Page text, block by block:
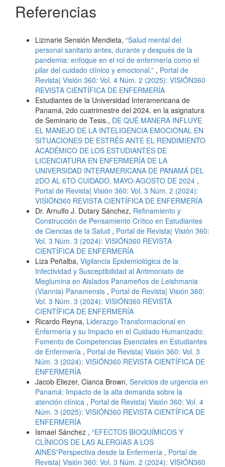
Referencias
Lizmarie Sensión Mendieta, “Salud mental del
personal sanitario antes, durante y después de la
pandemia: enfoque en el rol de enfermería como el
pilar del cuidado clínico y emocional.” , Portal de
Revista| Visión 360: Vol. 4 Núm. 2 (2025): VISIÓN360
REVISTA CIENTÍFICA DE ENFERMERÍA
Estudiantes de la Universidad Interamericana de
Panamá, 2do cuatrimestre del 2024, en la asignatura
de Seminario de Tesis., DE QUÉ MANERA INFLUYE
EL MANEJO DE LA INTELIGENCIA EMOCIONAL EN
SITUACIONES DE ESTRÉS ANTE EL RENDIMIENTO
ACADÉMICO DE LOS ESTUDIANTES DE
LICENCIATURA EN ENFERMERÍA DE LA
UNIVERSIDAD INTERAMERICANA DE PANAMÁ DEL
2DO AL 6TO CUIDADO, MAYO-AGOSTO DE 2024 ,
Portal de Revista| Visión 360: Vol. 3 Núm. 2 (2024):
VISIÓN360 REVISTA CIENTÍFICA DE ENFERMERÍA
Dr. Arnulfo J. Dutary Sánchez, Refinamiento y
Construcción de Pensamiento Crítico en Estudiantes
de Ciencias de la Salud , Portal de Revista| Visión 360:
Vol. 3 Núm. 3 (2024): VISIÓN360 REVISTA
CIENTÍFICA DE ENFERMERÍA
Liza Peñalba, Vigilancia Epidemiológica de la
Infectividad y Susceptibilidad al Antimoniato de
Meglumina en Aislados Panameños de Leishmania
(Viannia) Panamensis , Portal de Revista| Visión 360:
Vol. 3 Núm. 3 (2024): VISIÓN360 REVISTA
CIENTÍFICA DE ENFERMERÍA
Ricardo Reyna, Liderazgo Transformacional en
Enfermería y su Impacto en el Cuidado Humanizado:
Fomento de Competencias Esenciales en Estudiantes
de Enfermería , Portal de Revista| Visión 360: Vol. 3
Núm. 3 (2024): VISIÓN360 REVISTA CIENTÍFICA DE
ENFERMERÍA
Jacob Eliezer, Cianca Brown, Servicios de urgencia en
Panamá: Impacto de la alta demanda sobre la
atención clínica , Portal de Revista| Visión 360: Vol. 4
Núm. 3 (2025): VISIÓN360 REVISTA CIENTÍFICA DE
ENFERMERÍA
Ismael Sánchez , “EFECTOS BIOQUÍMICOS Y
CLÍNICOS DE LAS ALERGIAS A LOS
AINES”Perspectiva desde la Enfermería , Portal de
Revista| Visión 360: Vol. 3 Núm. 2 (2024): VISIÓN360